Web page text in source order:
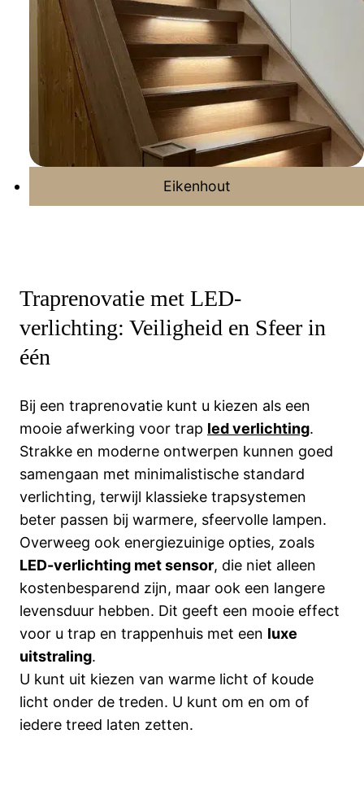
Eikenhout
Traprenovatie met LED-
verlichting: Veiligheid en Sfeer in
één
Bij een traprenovatie kunt u kiezen als een
mooie afwerking voor trap led verlichting.
Strakke en moderne ontwerpen kunnen goed
samengaan met minimalistische standard
verlichting, terwijl klassieke trapsystemen
beter passen bij warmere, sfeervolle lampen.
Overweeg ook energiezuinige opties, zoals
LED-verlichting met sensor, die niet alleen
kostenbesparend zijn, maar ook een langere
levensduur hebben. Dit geeft een mooie effect
voor u trap en trappenhuis met een luxe
uitstraling.
U kunt uit kiezen van warme licht of koude
licht onder de treden. U kunt om en om of
iedere treed laten zetten.